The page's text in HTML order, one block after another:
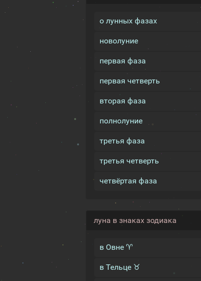
о лунных фазах
новолуние
первая фаза
первая четверть
вторая фаза
полнолуние
третья фаза
третья четверть
четвёртая фаза
луна в знаках зодиака
в Овне ♈
в Тельце ♉